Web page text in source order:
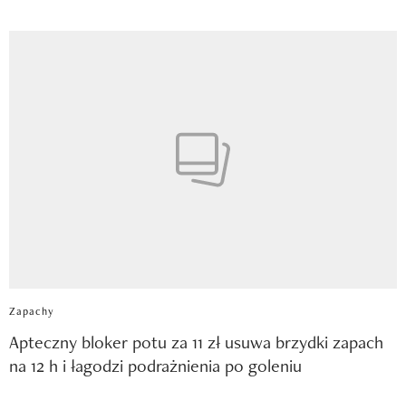
Zapachy
Apteczny bloker potu za 11 zł usuwa brzydki zapach
na 12 h i łagodzi podrażnienia po goleniu